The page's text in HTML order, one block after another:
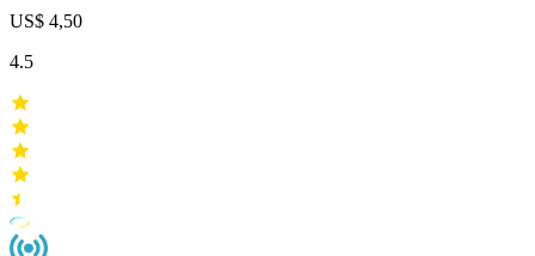
US$ 4,50
4.5